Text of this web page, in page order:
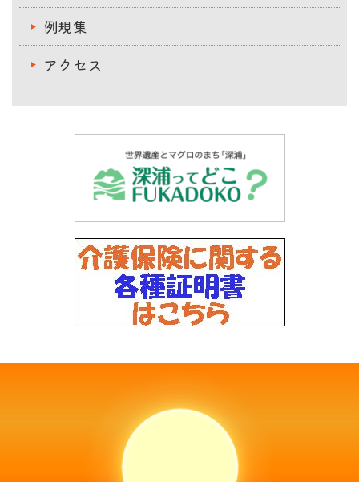
例規集
アクセス